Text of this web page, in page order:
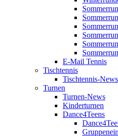
E-Mail Tennis
Tischtennis
Tischtennis-News
Turnen
Turnen-News
Kinderturnen
Dance4Teens